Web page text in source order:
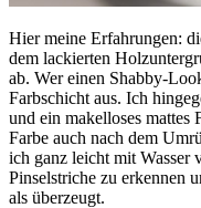
Hier meine Erfahrungen:
dem lackierten
ab. Wer einen Shabby-
Farbschicht aus. Ich
und ein makelloses
Farbe auch nach dem
ich ganz leicht mit Wasser
Pinselstriche zu erkennen
als überzeugt.